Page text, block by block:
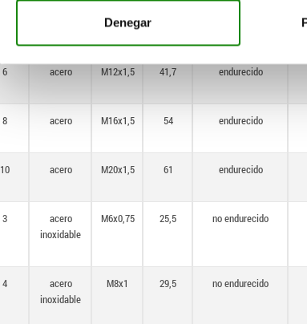
Denegar
M10x1
6 acero M12x1,5 41,7 endurecido
8 acero M16x1,5 54 endurecido
10 acero M20x1,5 61 endurecido
3
acero
inoxidable
M6x0,75 25,5 no endurecido
4
acero
inoxidable
M8x1 29,5 no endurecido